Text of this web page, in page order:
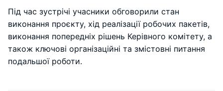
Під час зустрічі учасники обговорили стан
виконання проєкту, хід реалізації робочих пакетів,
виконання попередніх рішень Керівного комітету, а
також ключові організаційні та змістовні питання
подальшої роботи.